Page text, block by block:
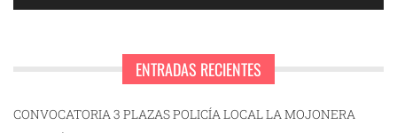
ENTRADAS RECIENTES
CONVOCATORIA 3 PLAZAS POLICÍA LOCAL LA MOJONERA